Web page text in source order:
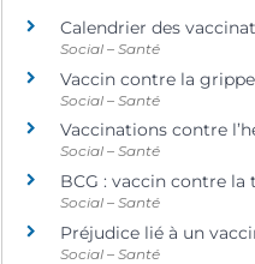
Calendrier des
Social – Santé
Vaccin contre la
Social – Santé
Vaccinations contre
Social – Santé
BCG : vaccin contre la
Social – Santé
Préjudice lié à un
Social – Santé